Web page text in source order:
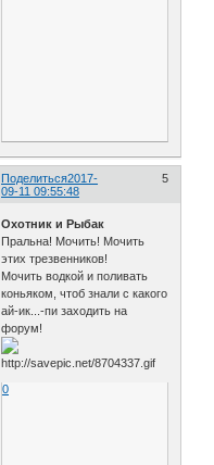
Поделиться 5
2017-
09-11 09:55:48
Охотник и Рыбак
Пральна! Мочить! Мочить
этих трезвенников!
Мочить водкой и поливать
коньяком, чтоб знали с какого
ай-ик...-пи заходить на
форум!
0